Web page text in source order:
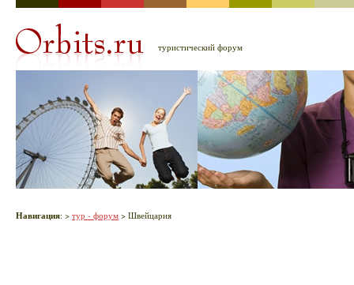
туристический форум
Навигация: > тур - форум > Швейцария